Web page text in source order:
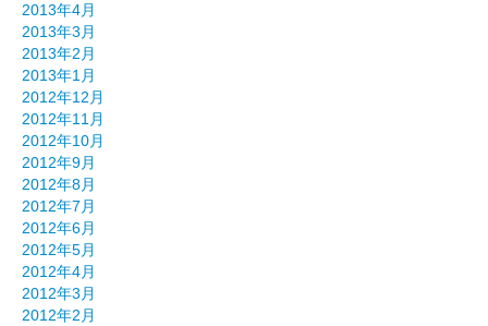
2013年4月
2013年3月
2013年2月
2013年1月
2012年12月
2012年11月
2012年10月
2012年9月
2012年8月
2012年7月
2012年6月
2012年5月
2012年4月
2012年3月
2012年2月